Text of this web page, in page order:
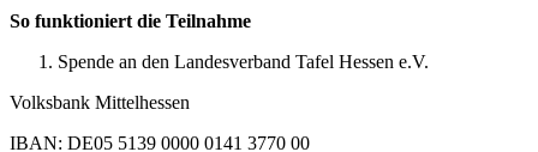
So funktioniert die Teilnahme
Spende an den Landesverband Tafel Hessen e.V.
Volksbank Mittelhessen
IBAN: DE05 5139 0000 0141 3770 00